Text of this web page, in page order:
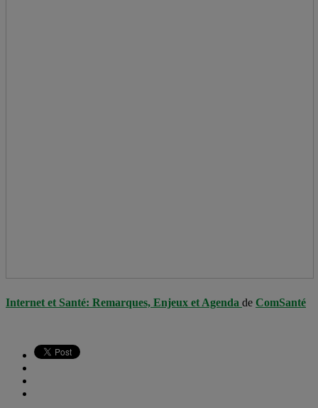
Internet et Santé: Remarques, Enjeux et Agenda de ComSanté